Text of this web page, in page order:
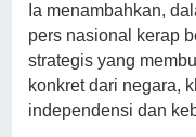
Ia menambahkan,
pers nasional kerap
strategis yang
konkret dari negara,
independensi dan